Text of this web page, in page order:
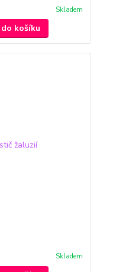
Skladem
košíku
Skladem